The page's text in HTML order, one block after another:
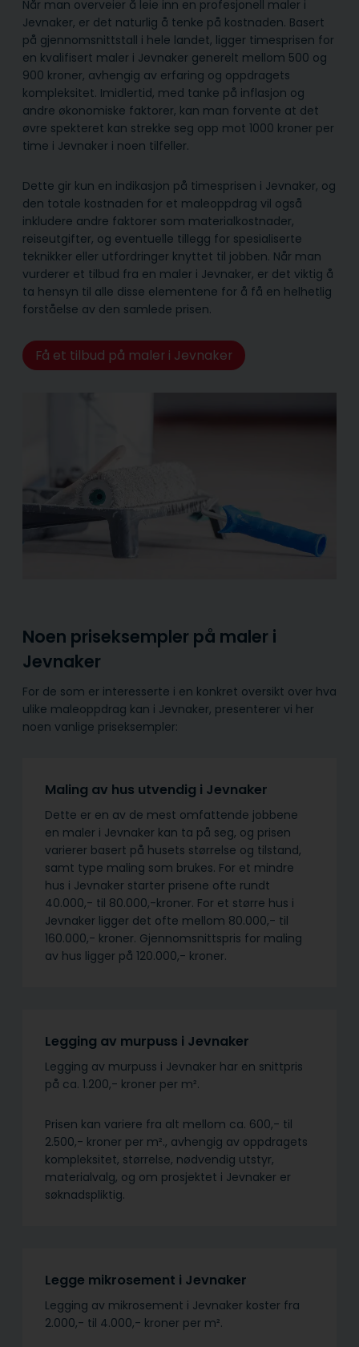
Når man overveier å leie inn en profesjonell maler i
Jevnaker, er det naturlig å tenke på kostnaden. Basert
på gjennomsnittstall i hele landet, ligger timesprisen for
en kvalifisert maler i Jevnaker generelt mellom 500 og
900 kroner, avhengig av erfaring og oppdragets
kompleksitet. Imidlertid, med tanke på inflasjon og
andre økonomiske faktorer, kan man forvente at det
øvre spekteret kan strekke seg opp mot 1000 kroner per
time i Jevnaker i noen tilfeller.
Dette gir kun en indikasjon på timesprisen i Jevnaker, og
den totale kostnaden for et maleoppdrag vil også
inkludere andre faktorer som materialkostnader,
reiseutgifter, og eventuelle tillegg for spesialiserte
teknikker eller utfordringer knyttet til jobben. Når man
vurderer et tilbud fra en maler i Jevnaker, er det viktig å
ta hensyn til alle disse elementene for å få en helhetlig
forståelse av den samlede prisen.
Få et tilbud på maler i Jevnaker
Noen priseksempler på maler i
Jevnaker
For de som er interesserte i en konkret oversikt over hva
ulike maleoppdrag kan i Jevnaker, presenterer vi her
noen vanlige priseksempler:
Maling av hus utvendig i Jevnaker
Dette er en av de mest omfattende jobbene
en maler i Jevnaker kan ta på seg, og prisen
varierer basert på husets størrelse og tilstand,
samt type maling som brukes. For et mindre
hus i Jevnaker starter prisene ofte rundt
40.000,- til 80.000,-kroner. For et større hus i
Jevnaker ligger det ofte mellom 80.000,- til
160.000,- kroner. Gjennomsnittspris for maling
av hus ligger på 120.000,- kroner.
Legging av murpuss i Jevnaker
Legging av murpuss i Jevnaker har en snittpris
på ca. 1.200,- kroner per m².
Prisen kan variere fra alt mellom ca. 600,- til
2.500,- kroner per m²., avhengig av oppdragets
kompleksitet, størrelse, nødvendig utstyr,
materialvalg, og om prosjektet i Jevnaker er
søknadspliktig.
Legge mikrosement i Jevnaker
Legging av mikrosement i Jevnaker koster fra
2.000,- til 4.000,- kroner per m².